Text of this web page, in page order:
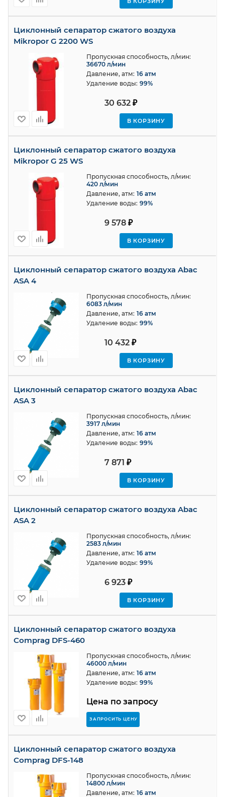
Циклонный сепаратор сжатого воздуха
Mikropor G 2200 WS
30 632₽
В КОРЗИНУ
Пропускная способность, л/мин:
36670 л/мин
Давление, атм: 16 атм
Удаление воды: 99%
Циклонный сепаратор сжатого воздуха
Mikropor G 25 WS
9 578₽
В КОРЗИНУ
Пропускная способность, л/мин:
420 л/мин
Давление, атм: 16 атм
Удаление воды: 99%
Циклонный сепаратор сжатого воздуха Abac
ASA 4
10 432₽
В КОРЗИНУ
Пропускная способность, л/мин:
6083 л/мин
Давление, атм: 16 атм
Удаление воды: 99%
Циклонный сепаратор сжатого воздуха Abac
ASA 3
7 871 ₽
В КОРЗИНУ
Пропускная способность, л/мин:
3917 л/мин
Давление, атм: 16 атм
Удаление воды: 99%
Циклонный сепаратор сжатого воздуха Abac
ASA 2
6 923₽
В КОРЗИНУ
Пропускная способность, л/мин:
2583 л/мин
Давление, атм: 16 атм
Удаление воды: 99%
Циклонный сепаратор сжатого воздуха
Comprag DFS-460
Цена по запросу
ЗАПРОСИТЬ ЦЕНУ
Пропускная способность, л/мин:
46000 л/мин
Давление, атм: 16 атм
Удаление воды: 99%
Циклонный сепаратор сжатого воздуха
Comprag DFS-148
Пропускная способность, л/мин:
14800 л/мин
Давление, атм: 16 атм